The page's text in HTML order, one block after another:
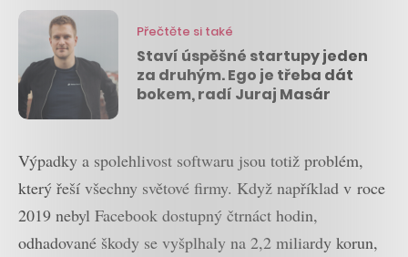
Přečtěte si také
Staví úspěšné startupy jeden
za druhým. Ego je třeba dát
bokem, radí Juraj Masár
Výpadky a spolehlivost softwaru jsou totiž problém,
který řeší všechny světové firmy. Když například v roce
2019 nebyl Facebook dostupný čtrnáct hodin,
odhadované škody se vyšplhaly na 2,2 miliardy korun,